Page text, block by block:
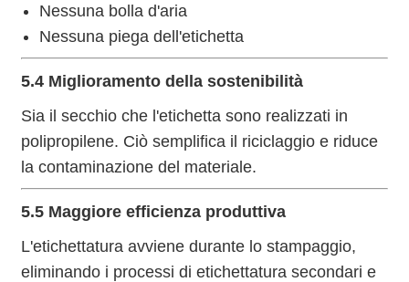
Nessuna bolla d'aria
Nessuna piega dell'etichetta
5.4 Miglioramento della sostenibilità
Sia il secchio che l'etichetta sono realizzati in
polipropilene. Ciò semplifica il riciclaggio e riduce
la contaminazione del materiale.
5.5 Maggiore efficienza produttiva
L'etichettatura avviene durante lo stampaggio,
eliminando i processi di etichettatura secondari e